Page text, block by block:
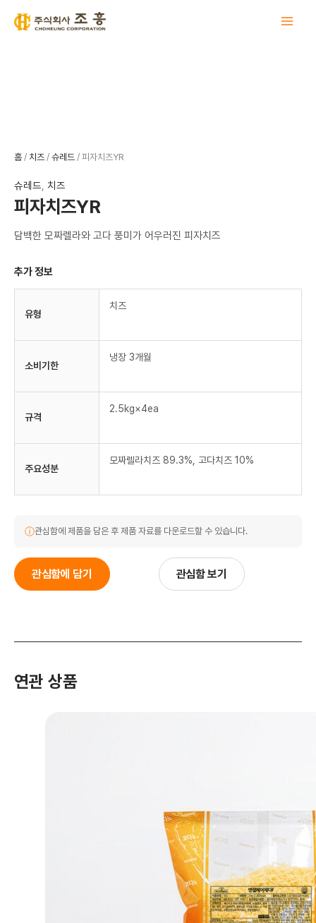
홈 / 치즈 / 슈레드 / 피자치즈YR
슈레드, 치즈
피자치즈YR
담백한 모짜렐라와 고다 풍미가 어우러진 피자치즈
추가 정보
유형
치즈
소비기한
냉장 3개월
규격
2.5kg×4ea
주요성분
모짜렐라치즈 89.3%, 고다치즈 10%
ⓘ관심함에 제품을 담은 후 제품 자료를 다운로드할 수 있습니다.
관심함에 담기 관심함 보기
연관 상품